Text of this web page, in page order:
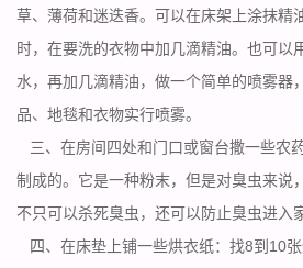
草、薄荷和迷迭香。可以在床架上涂抹精
时，在要洗的衣物中加几滴精油。也可以
水，再加几滴精油，做一个简单的喷雾器
品、地毯和衣物实行喷雾。
三、在房间四处和门口或窗台撒一些农
制成的。它是一种粉末，但是对臭虫来说
不只可以杀死臭虫，还可以防止臭虫进入
四、在床垫上铺一些烘衣纸：找8到10